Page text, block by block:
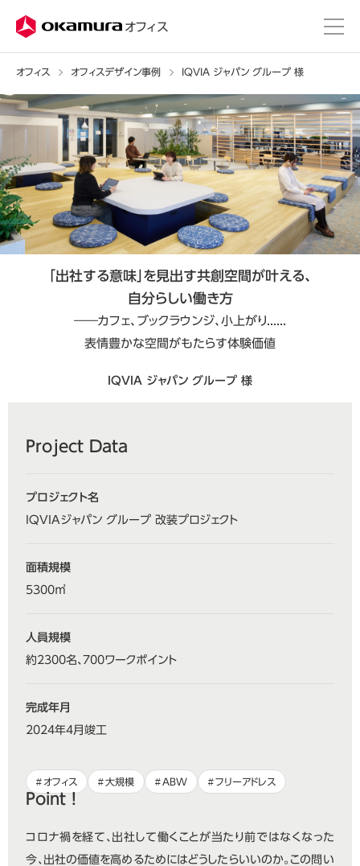
オフィス
オフィス オフィスデザイン事例 IQVIA ジャパン グループ 様
「出社する意味」を見出す共創空間が叶える、
自分らしい働き方
――カフェ、ブックラウンジ、小上がり......
表情豊かな空間がもたらす体験価値
IQVIA ジャパン グループ 様
Project Data
プロジェクト名
IQVIAジャパン グループ 改装プロジェクト
面積規模
5300㎡
人員規模
約2300名、700ワークポイント
完成年月
2024年4月竣工
オフィス 大規模 ABW フリーアドレス
Point !
コロナ禍を経て、出社して働くことが当たり前ではなくなった
今、出社の価値を高めるためにはどうしたらいいのか。この問い